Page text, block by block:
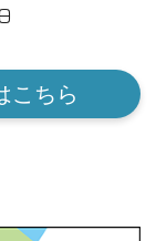
こちら